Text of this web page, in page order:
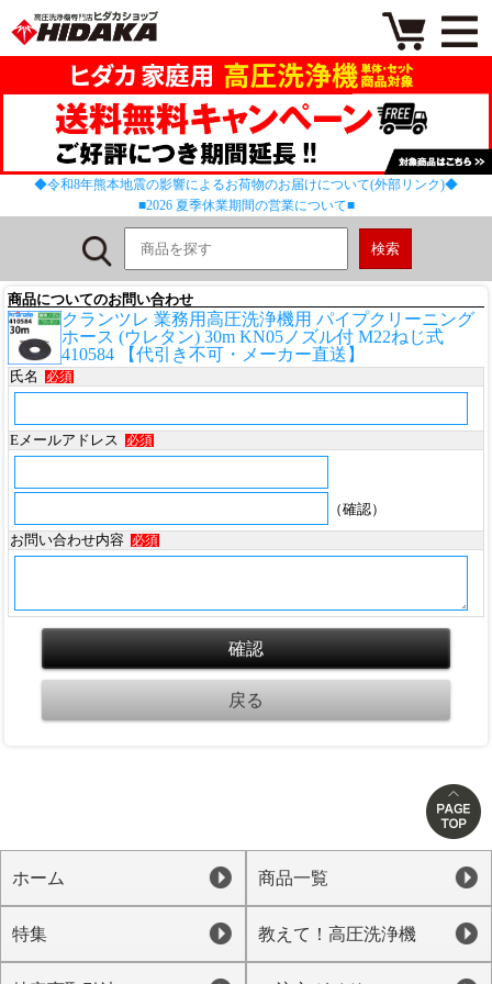
◆令和8年熊本地震の影響によるお荷物のお届けについて(外部リンク)◆
■2026 夏季休業期間の営業について■
商品についてのお問い合わせ
クランツレ 業務用高圧洗浄機用 パイプクリーニング
ホース (ウレタン) 30m KN05ノズル付 M22ねじ式
410584 【代引き不可・メーカー直送】
氏名 必須
Eメールアドレス 必須
（確認）
お問い合わせ内容
必須
ホーム 商品一覧
特集 教えて！高圧洗浄機